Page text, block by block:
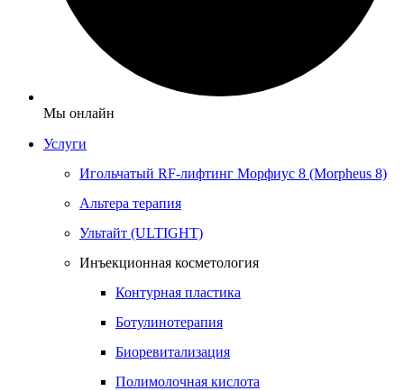
Мы онлайн
Услуги
Игольчатый RF-лифтинг Морфиус 8 (Morpheus 8)
Альтера терапия
Ультайт (ULTIGHT)
Инъекционная косметология
Контурная пластика
Ботулинотерапия
Биоревитализация
Полимолочная кислота